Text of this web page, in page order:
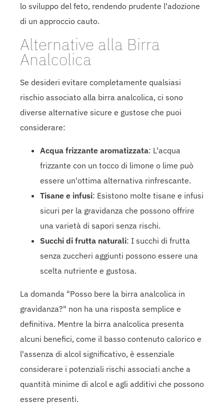
lo sviluppo del feto, rendendo prudente l'adozione
di un approccio cauto.
Alternative alla Birra
Analcolica
Se desideri evitare completamente qualsiasi
rischio associato alla birra analcolica, ci sono
diverse alternative sicure e gustose che puoi
considerare:
Acqua frizzante aromatizzata: L'acqua
frizzante con un tocco di limone o lime può
essere un'ottima alternativa rinfrescante.
Tisane e infusi: Esistono molte tisane e infusi
sicuri per la gravidanza che possono offrire
una varietà di sapori senza rischi.
Succhi di frutta naturali: I succhi di frutta
senza zuccheri aggiunti possono essere una
scelta nutriente e gustosa.
La domanda "Posso bere la birra analcolica in
gravidanza?" non ha una risposta semplice e
definitiva. Mentre la birra analcolica presenta
alcuni benefici, come il basso contenuto calorico e
l'assenza di alcol significativo, è essenziale
considerare i potenziali rischi associati anche a
quantità minime di alcol e agli additivi che possono
essere presenti.